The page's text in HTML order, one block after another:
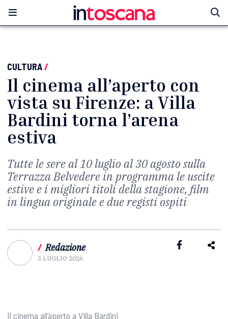
CULTURA/
Il cinema all’aperto con
vista su Firenze: a Villa
Bardini torna l’arena
estiva
Tutte le sere al 10 luglio al 30 agosto sulla
Terrazza Belvedere in programma le uscite
estive e i migliori titoli della stagione, film
in lingua originale e due registi ospiti
/ Redazione
3 LUGLIO 2026
Il cinema all’aperto a Villa Bardini